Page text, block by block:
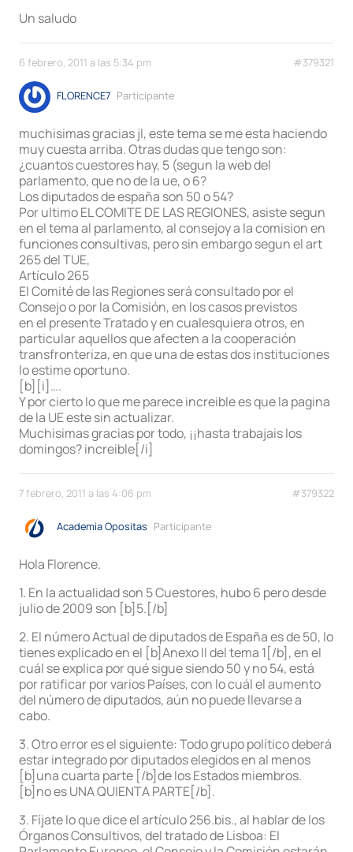
Un saludo
6 febrero, 2011 a las 5:34 pm #379321
FLORENCE7 Participante
muchisimas gracias jl, este tema se me esta haciendo
muy cuesta arriba. Otras dudas que tengo son:
¿cuantos cuestores hay, 5 (segun la web del
parlamento, que no de la ue, o 6?
Los diputados de españa son 50 o 54?
Por ultimo EL COMITE DE LAS REGIONES, asiste segun
en el tema al parlamento, al consejoy a la comision en
funciones consultivas, pero sin embargo segun el art
265 del TUE,
Artículo 265
El Comité de las Regiones será consultado por el
Consejo o por la Comisión, en los casos previstos
en el presente Tratado y en cualesquiera otros, en
particular aquellos que afecten a la cooperación
transfronteriza, en que una de estas dos instituciones
lo estime oportuno.
[b][i]….
Y por cierto lo que me parece increible es que la pagina
de la UE este sin actualizar.
Muchisimas gracias por todo, ¡¡hasta trabajais los
domingos? increible[/i]
7 febrero, 2011 a las 4:06 pm #379322
Academia Opositas Participante
Hola Florence.
1. En la actualidad son 5 Cuestores, hubo 6 pero desde
julio de 2009 son [b]5.[/b]
2. El número Actual de diputados de España es de 50, lo
tienes explicado en el [b]Anexo II del tema 1[/b], en el
cuál se explica por qué sigue siendo 50 y no 54, está
por ratificar por varios Países, con lo cuál el aumento
del número de diputados, aún no puede llevarse a
cabo.
3. Otro error es el siguiente: Todo grupo político deberá
estar integrado por diputados elegidos en al menos
[b]una cuarta parte [/b]de los Estados miembros.
[b]no es UNA QUIENTA PARTE[/b].
3. Fíjate lo que dice el artículo 256.bis., al hablar de los
Órganos Consultivos, del tratado de Lisboa: El